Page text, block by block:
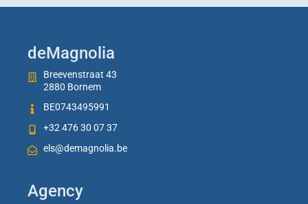
deMagnolia
Breevenstraat 43
2880 Bornem
BE0743495991
+32 476 30 07 37
els@demagnolia.be
Agency